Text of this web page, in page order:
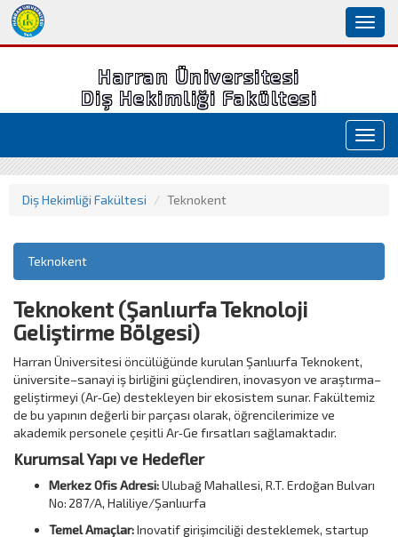
Harran Üniversitesi
Diş Hekimliği Fakültesi
Diş Hekimliği Fakültesi Teknokent
Teknokent
Teknokent (Şanlıurfa Teknoloji
Geliştirme Bölgesi)
Harran Üniversitesi öncülüğünde kurulan Şanlıurfa Teknokent,
üniversite–sanayi iş birliğini güçlendiren, inovasyon ve araştırma–
geliştirmeyi (Ar‑Ge) destekleyen bir ekosistem sunar. Fakültemiz
de bu yapının değerli bir parçası olarak, öğrencilerimize ve
akademik personele çeşitli Ar‑Ge fırsatları sağlamaktadır.
Kurumsal Yapı ve Hedefler
Merkez Ofis Adresi:Ulubağ Mahallesi, R.T. Erdoğan Bulvarı
No: 287/A, Haliliye/Şanlıurfa
Temel Amaçlar:Inovatif girişimciliği desteklemek, startup